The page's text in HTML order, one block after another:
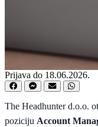
Prijava do 18.06.2026.
The Headhunter d.o.o.
poziciju Account